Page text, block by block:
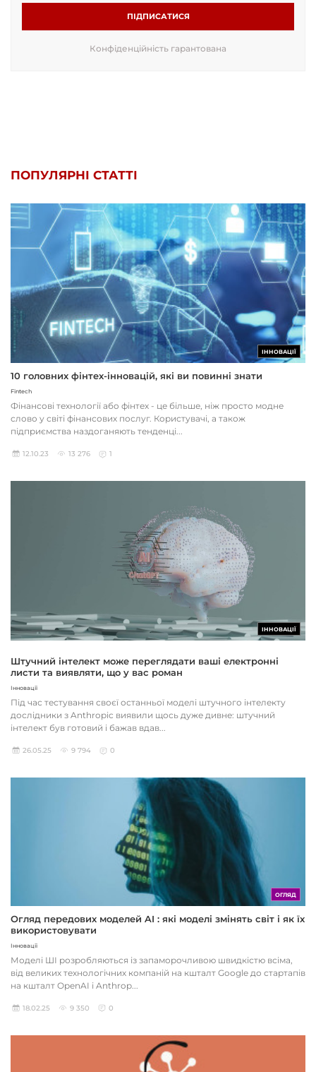
ПІДПИСАТИСЯ
Конфіденційність гарантована
ПОПУЛЯРНІ СТАТТІ
ІННОВАЦІЇ
10 головних фінтех-інновацій, які ви повинні знати
Fintech
Фінансові технології або фінтех - це більше, ніж просто модне
слово у світі фінансових послуг. Користувачі, а також
підприємства наздоганяють тенденці...
12.10.23 13 276 1
ІННОВАЦІЇ
Штучний інтелект може переглядати ваші електронні
листи та виявляти, що у вас роман
Інновації
Під час тестування своєї останньої моделі штучного інтелекту
дослідники з Anthropic виявили щось дуже дивне: штучний
інтелект був готовий і бажав вдав...
26.05.25 9 794 0
ОГЛЯД
Огляд передових моделей AI : які моделі змінять світ і як їх
використовувати
Інновації
Моделі ШІ розробляються із запаморочливою швидкістю всіма,
від великих технологічних компаній на кшталт Google до стартапів
на кшталт OpenAI і Anthrop...
18.02.25 9 350 0